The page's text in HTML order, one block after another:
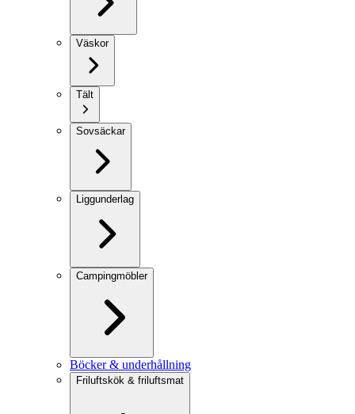
Väskor
Tält
Sovsäckar
Liggunderlag
Campingmöbler
Böcker & underhållning
Friluftskök & friluftsmat